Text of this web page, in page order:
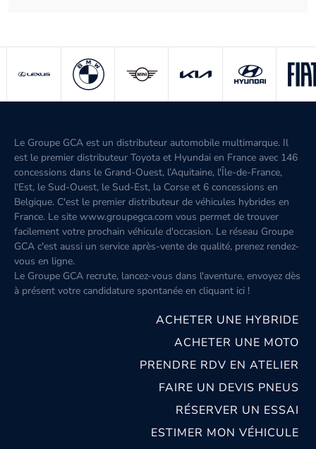
Le Groupe GCA est un distributeur automobile multimarque. Il
est le premier distributeur Toyota et Hyundai en France avec 146
concessions dans le Grand-Ouest, l’Aquitaine, l'Île-de-France,
l'Est, le Sud-Ouest, le Sud-Est, la Corse et 6 concessions en
Belgique. C'est le premier distributeur de véhicules hybrides en
France. Le site www.groupegca.com vous permet de trouver
facilement votre prochain véhicule d'occasion. Le réseau Groupe
GCA c'est aussi un service après-vente de qualité, prenez rendez-
vous en ligne.
Le Groupe GCA recrute, lancez-vous dans l'aventure, envoyez dès
à présent votre candidature spontanée en cliquant ici !
ACHETER UNE HYBRIDE
ACHETER UNE MOTO
PRENDRE RDV EN ATELIER
FAIRE UN DEVIS PNEUS
RÉSERVER UN ESSAI
ESTIMER MON VÉHICULE